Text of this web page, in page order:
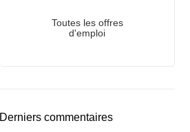
Toutes les offres
d'emploi
Derniers commentaires